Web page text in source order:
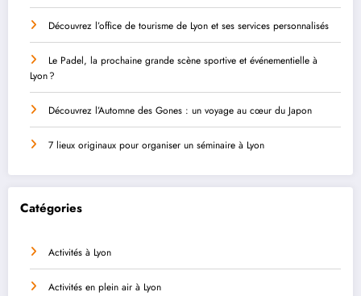
Découvrez l’office de tourisme de Lyon et ses services personnalisés
Le Padel, la prochaine grande scène sportive et événementielle à
Lyon ?
Découvrez l’Automne des Gones : un voyage au cœur du Japon
7 lieux originaux pour organiser un séminaire à Lyon
Catégories
Activités à Lyon
Activités en plein air à Lyon